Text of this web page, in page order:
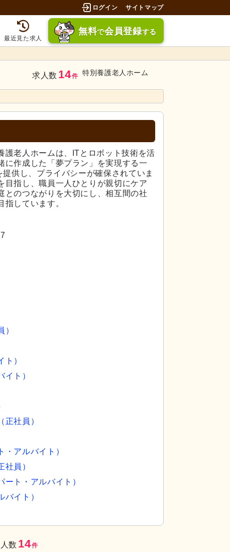
ログイン サイトマップ
最近見た求人
無料で会員登録する
求人数 14件 特別養護老人ホーム
た通路です。車椅子の方も安心して移動できる設
護老人ホームは、ITとロボット技術を活
に作成した「夢プラン」を実現する一
供し、プライバシーが確保されていま
目指し、職員一人ひとりが親切にケア
とのつながりを大切にし、相互間の社
指しています。
）
ト）
イト）
正社員）
・アルバイト）
社員）
ト・アルバイト）
バイト）
数 14件